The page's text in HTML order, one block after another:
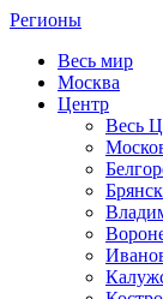
Регионы
Весь мир
Москва
Центр
Весь